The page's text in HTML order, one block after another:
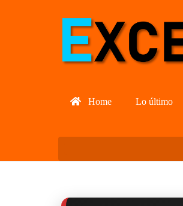
Home Lo último